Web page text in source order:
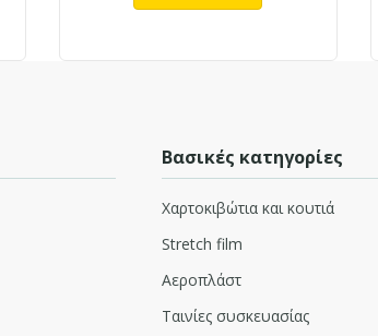
Βασικές κατηγορίες
Χαρτοκιβώτια και κουτιά
Stretch film
Αεροπλάστ
Ταινίες συσκευασίας